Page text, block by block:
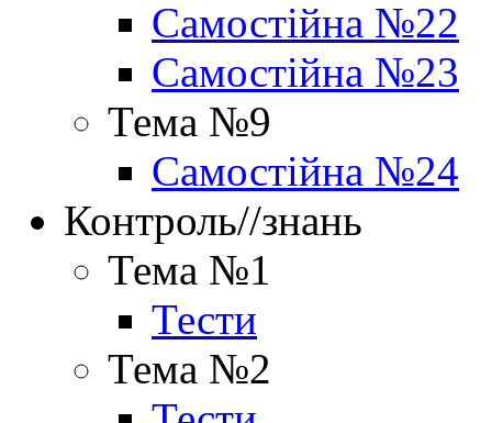
Самостійна №22
Самостійна №23
Тема №9
Самостійна №24
Контроль//знань
Тема №1
Тести
Тема №2